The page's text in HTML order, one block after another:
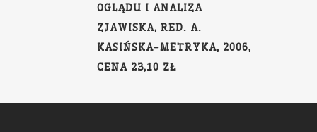
OGLĄDU I ANALIZA
ZJAWISKA, RED. A.
KASIŃSKA-METRYKA, 2006,
CENA 23,10 ZŁ